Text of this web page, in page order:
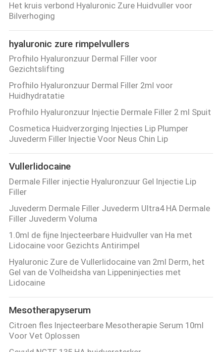
Het kruis verbond Hyaluronic Zure Huidvuller voor
Bilverhoging
hyaluronic zure rimpelvullers
Profhilo Hyaluronzuur Dermal Filler voor
Gezichtslifting
Profhilo Hyaluronzuur Dermal Filler 2ml voor
Huidhydratatie
Profhilo Hyaluronzuur Injectie Dermale Filler 2 ml Spuit
Cosmetica Huidverzorging Injecties Lip Plumper
Juvederm Filler Injectie Voor Neus Chin Lip
Vullerlidocaine
Dermale Filler injectie Hyaluronzuur Gel Injectie Lip
Filler
Juvederm Dermale Filler Juvederm Ultra4 HA Dermale
Filler Juvederm Voluma
1.0ml de fijne Injecteerbare Huidvuller van Ha met
Lidocaine voor Gezichts Antirimpel
Hyaluronic Zure de Vullerlidocaine van 2ml Derm, het
Gel van de Volheidsha van Lippeninjecties met
Lidocaine
Mesotherapyserum
Citroen fles Injecteerbare Mesotherapie Serum 10ml
Voor Vet Oplossen